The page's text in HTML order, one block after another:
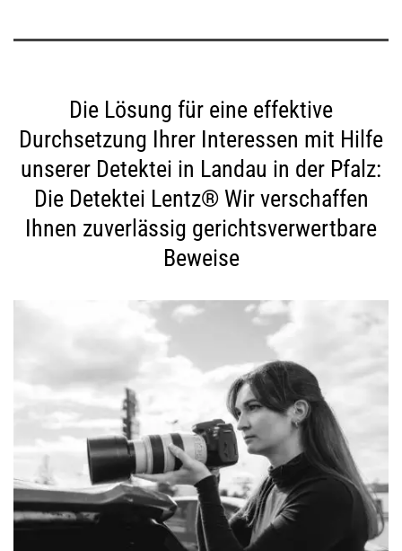
Die Lösung für eine effektive
Durchsetzung Ihrer Interessen mit Hilfe
unserer Detektei in Landau in der Pfalz:
Die Detektei Lentz® Wir verschaffen
Ihnen zuverlässig gerichtsverwertbare
Beweise